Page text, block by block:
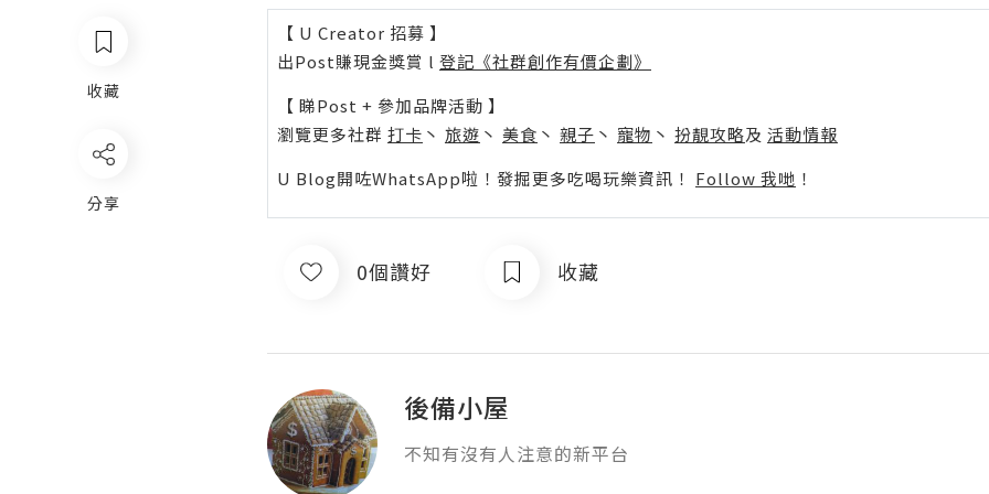
收藏
分享
【 U Creator 招募 】
出Post賺現金獎賞 l 登記《社群創作有價企劃》
【 睇Post + 參加品牌活動 】
瀏覽更多社群 打卡 丶 旅遊 丶 美食 丶 親子 丶 寵物 丶 扮靚攻略及 活動情報
U Blog開咗WhatsApp啦！發掘更多吃喝玩樂資訊！ Follow 我哋 ！
0個讚好 收藏
後備小屋
不知有沒有人注意的新平台